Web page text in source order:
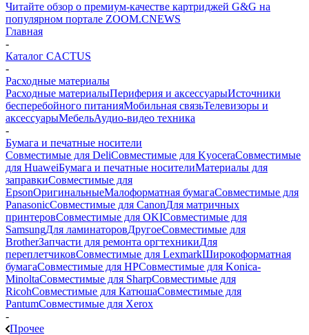
Читайте обзор о премиум-качестве картриджей G&G на
популярном портале ZOOM.CNEWS
Главная
-
Каталог CACTUS
-
Расходные материалы
Расходные материалыПериферия и аксессуарыИсточники
бесперебойного питанияМобильная связьТелевизоры и
аксессуарыМебельАудио-видео техника
-
Бумага и печатные носители
Совместимые для DeliСовместимые для KyoceraСовместимые
для HuaweiБумага и печатные носителиМатериалы для
заправкиСовместимые для
EpsonОригинальныеМалоформатная бумагаСовместимые для
PanasonicСовместимые для CanonДля матричных
принтеровСовместимые для OKIСовместимые для
SamsungДля ламинаторовДругоеСовместимые для
BrotherЗапчасти для ремонта оргтехникиДля
переплетчиковСовместимые для LexmarkШирокоформатная
бумагаСовместимые для HPСовместимые для Konica-
MinoltaСовместимые для SharpСовместимые для
RicohСовместимые для КатюшаСовместимые для
PantumСовместимые для Xerox
-
Прочее